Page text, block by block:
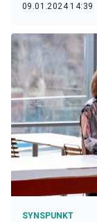
09.01.2024 14:39
SYNSPUNKT